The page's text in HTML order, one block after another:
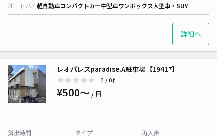
オートバイ軽自動車コンパクトカー中型車ワンボックス大型車・SUV
詳細へ
レオパレスparadise.A駐車場【19417】
0 / 0件
¥500〜 / 日
貸出時間
タイプ
再入庫